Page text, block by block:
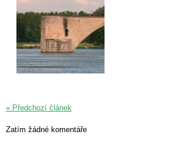
« Předchozí článek
Zatím žádné komentáře